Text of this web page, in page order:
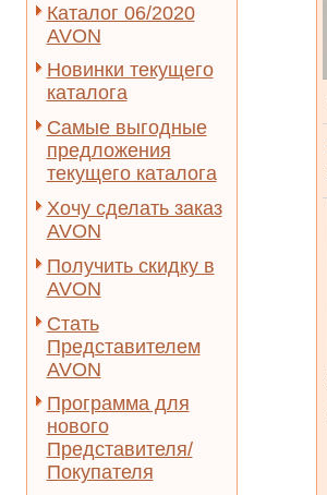
Каталог 06/2020
AVON
Новинки текущего
каталога
Самые выгодные
предложения
текущего каталога
Хочу сделать заказ
AVON
Получить скидку в
AVON
Стать
Представителем
AVON
Программа для
нового
Представителя/
Покупателя